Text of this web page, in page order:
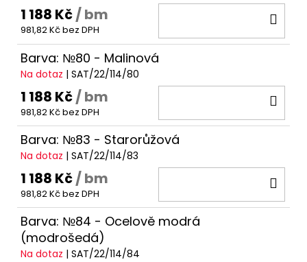
1 188 Kč/ bm
981,82 Kč bez DPH
Barva: №80 - Malinová
Na dotaz | SAT/22/114/80
1 188 Kč/ bm
981,82 Kč bez DPH
Barva: №83 - Starorůžová
Na dotaz | SAT/22/114/83
1 188 Kč/ bm
981,82 Kč bez DPH
Barva: №84 - Ocelově modrá
(modrošedá)
Na dotaz | SAT/22/114/84